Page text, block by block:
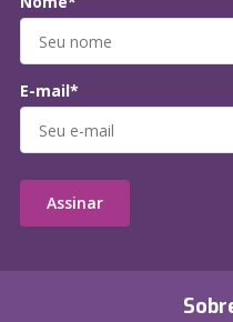
E-mail*
Assinar